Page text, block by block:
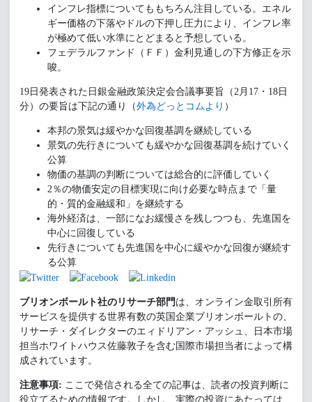
インフレ指標についてももちろん注目している。エネル
ギー価格の下落やドルの下押し圧力により、インフレ率
が極めて低い水準にとどまると予想している。
フェデラルファンド（ＦＦ）金利見通しの下方修正を示
唆。
19日発表された日銀金融政策決定会合議事要旨（2月17・18日
分）の要旨は下記の通り（外為どっとコムより ）
本邦の景気は緩やかな回復基調を継続している
景気の先行きについても緩やかな回復基調を続けていく
公算
物価の基調の判断については総合的に評価していく
2％の物価安定の目標実現に向け必要な時点まで「量
的・質的金融緩和」を継続する
海外経済は、一部になお緩慢さを残しつつも、先進国を
中心に回復している
先行きについても先進国を中心に緩やかな回復が継続す
る公算
ブリオンボールト社のリサーチ部門 は、オンライン金取引所有
サービスを提供する世界有数の英国企業ブリオンボールトの、
リサーチ・ダイレクターのエィドリアン・アッシュ、日本市場
担当ホワイトハウス佐藤敦子を含む国際市場担当者によって構
成されています。
注意事項: ここで発信される全ての記事は、読者の投資判断に
役立てるための情報です。しかし、実際の投資にあたっては、